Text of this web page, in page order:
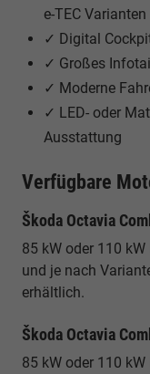
e-TEC Varianten
✓ Digital
✓ Großes
✓ Moderne
✓ LED- oder
Ausstattung
Verfügbare
Škoda Octavia
85 kW oder 110
und je nach
erhältlich.
Škoda Octavia
85 kW oder 110